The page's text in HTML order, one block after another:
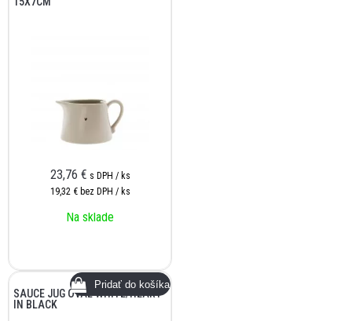
23,76 € s DPH / ks
19,32 € bez DPH / ks
Na sklade
SAUCE JUG OVAL WHITE/HEART
IN BLACK